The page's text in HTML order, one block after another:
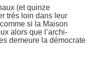
(et quinze
très loin dans leur
si la Maison
alors que l’archi-
demeure la démocrate